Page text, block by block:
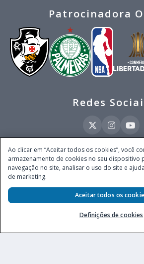
Patrocinadora
Redes
Este site é operado pela Ventmear Brasil LTDA
endereço na Avenida Brigadeiro Faria Lima, nº
Município de São Paulo, Estado de São Paulo, CEP
autorizada a operar apostas de quota fixa em
Secretaria de Prêmios e Apostas do Ministério da
247, de 07.02.2025, publicada no DOU
Ao clicar em “Aceitar todos os cookies”, você
armazenamento de cookies no seu dispositivo
navegação no site, analisar o uso do site e
de marketing.
Definições de cookies
Aceitar todos os